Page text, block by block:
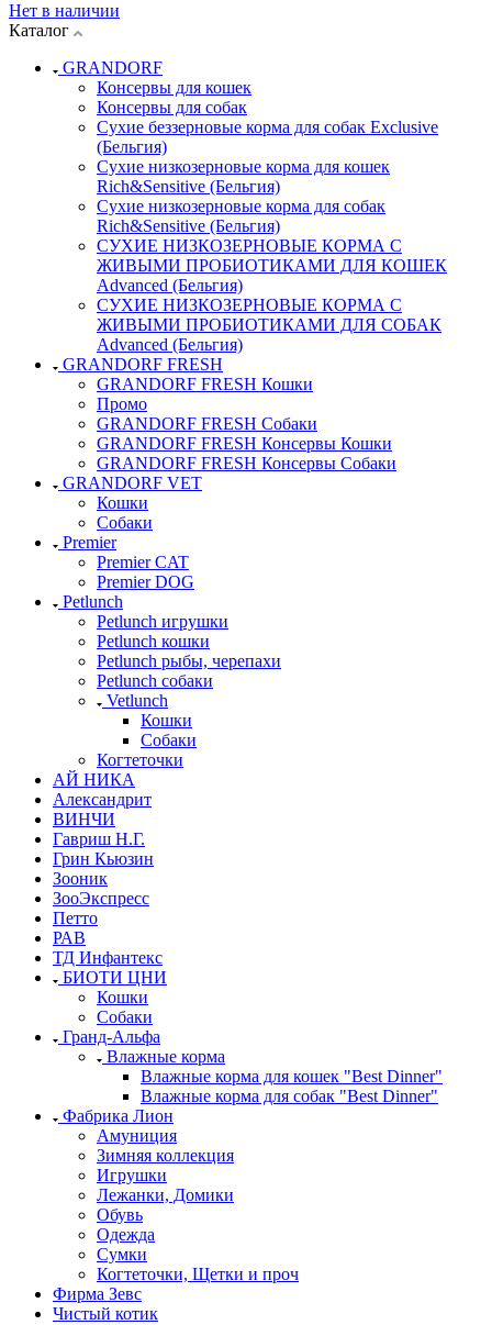
Нет в наличии
Каталог
GRANDORF
Консервы для кошек
Консервы для собак
Сухие беззерновые корма для собак Exclusive
(Бельгия)
Сухие низкозерновые корма для кошек
Rich&Sensitive (Бельгия)
Сухие низкозерновые корма для собак
Rich&Sensitive (Бельгия)
СУХИЕ НИЗКОЗЕРНОВЫЕ КОРМА С
ЖИВЫМИ ПРОБИОТИКАМИ ДЛЯ КОШЕК
Advanced (Бельгия)
СУХИЕ НИЗКОЗЕРНОВЫЕ КОРМА С
ЖИВЫМИ ПРОБИОТИКАМИ ДЛЯ СОБАК
Advanced (Бельгия)
GRANDORF FRESH
GRANDORF FRESH Кошки
Промо
GRANDORF FRESH Собаки
GRANDORF FRESH Консервы Кошки
GRANDORF FRESH Консервы Собаки
GRANDORF VET
Кошки
Собаки
Premier
Premier CAT
Premier DOG
Petlunch
Petlunch игрушки
Petlunch кошки
Petlunch рыбы, черепахи
Petlunch собаки
Vetlunch
Кошки
Собаки
Когтеточки
АЙ НИКА
Александрит
ВИНЧИ
Гавриш Н.Г.
Грин Кьюзин
Зооник
ЗооЭкспресс
Петто
РАВ
ТД Инфантекс
БИОТИ ЦНИ
Кошки
Собаки
Гранд-Альфа
Влажные корма
Влажные корма для кошек "Best Dinner"
Влажные корма для собак "Best Dinner"
Фабрика Лион
Амуниция
Зимняя коллекция
Игрушки
Лежанки, Домики
Обувь
Одежда
Сумки
Когтеточки, Щетки и проч
Фирма Зевс
Чистый котик